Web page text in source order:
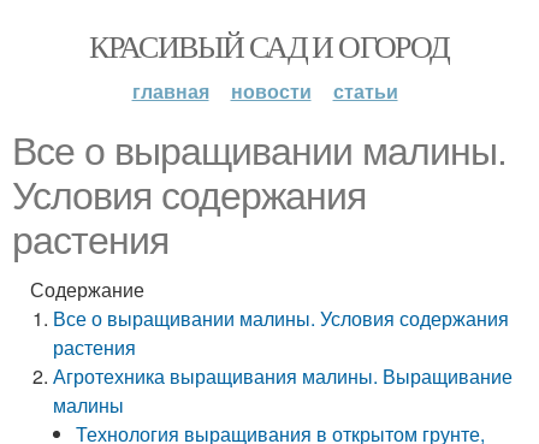
КРАСИВЫЙ САД И ОГОРОД
главная новости статьи
Все о выращивании малины.
Условия содержания
растения
Содержание
Все о выращивании малины. Условия содержания
растения
Агротехника выращивания малины. Выращивание
малины
Технология выращивания в открытом грунте,